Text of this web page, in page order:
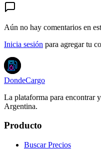
Aún no hay comentarios en
Inicia sesión para agregar tu
DondeCargo
La plataforma para encontrar
Argentina.
Producto
Buscar Precios